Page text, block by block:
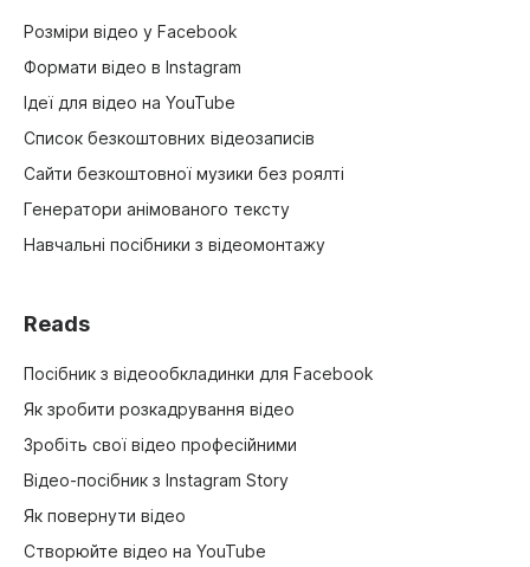
Розміри відео у Facebook
Формати відео в Instagram
Ідеї для відео на YouTube
Список безкоштовних відеозаписів
Сайти безкоштовної музики без роялті
Генератори анімованого тексту
Навчальні посібники з відеомонтажу
Reads
Посібник з відеообкладинки для Facebook
Як зробити розкадрування відео
Зробіть свої відео професійними
Відео-посібник з Instagram Story
Як повернути відео
Створюйте відео на YouTube